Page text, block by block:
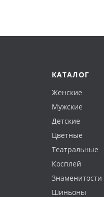
КАТАЛОГ
Женские
Мужские
Детские
Цветные
Театральные
Косплей
Знаменитости
Шиньоны